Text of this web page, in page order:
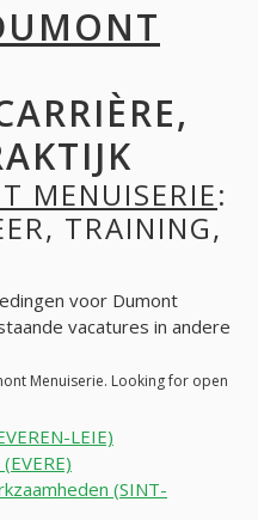
MENUISERIE:
TRAINING,
voor Dumont
vacatures in andere
Menuiserie. Looking for open
LEIE)
(SINT-